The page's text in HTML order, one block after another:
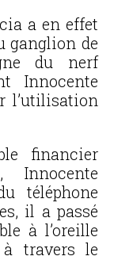
a en effet
ganglion de
du nerf
Innocente
l’utilisation
financier
Innocente
téléphone
il a passé
à l’oreille
travers le